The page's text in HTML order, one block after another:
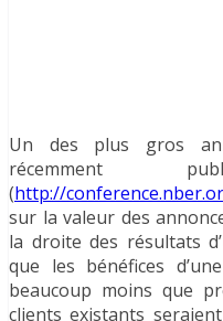
Un des plus gros
récemment
(http://
sur la valeur des
la droite des résultats
que les bénéfices
beaucoup moins que
clients existants